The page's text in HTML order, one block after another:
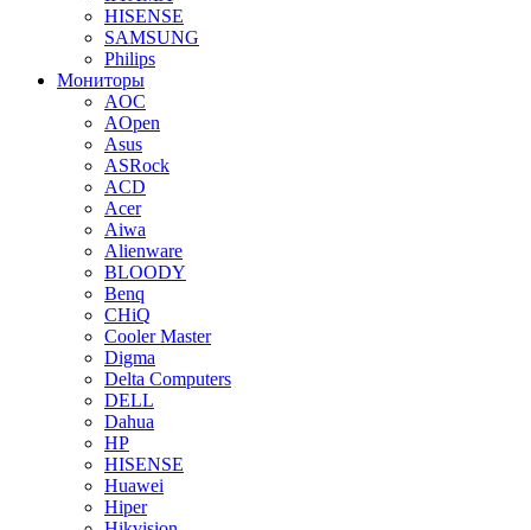
HISENSE
SAMSUNG
Philips
Мониторы
AOC
AOpen
Asus
ASRock
ACD
Acer
Aiwa
Alienware
BLOODY
Benq
CHiQ
Cooler Master
Digma
Delta Computers
DELL
Dahua
HP
HISENSE
Huawei
Hiper